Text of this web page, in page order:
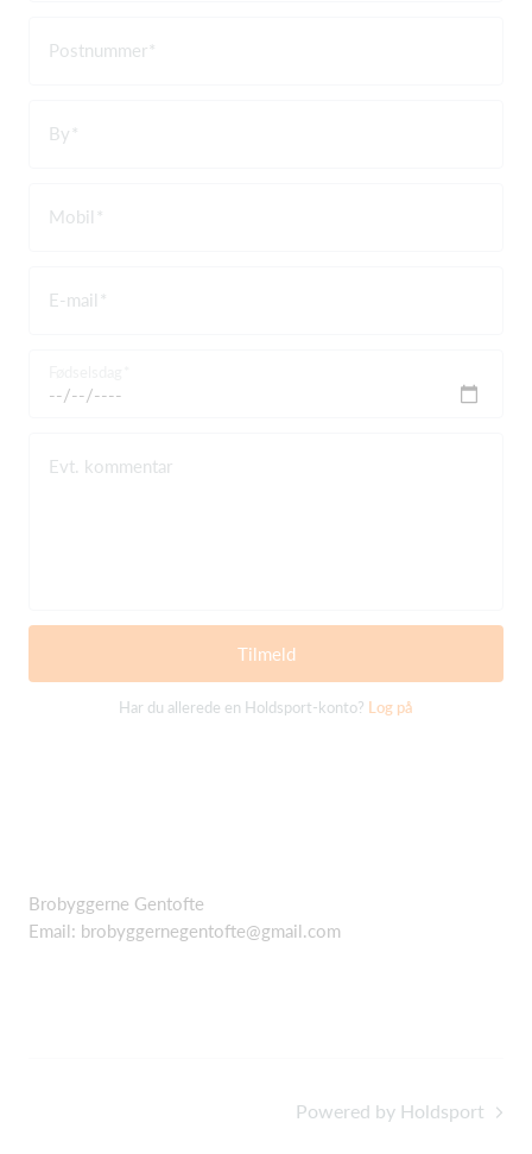
Postnummer
By
Mobil
E-mail
Evt. kommentar
Tilmeld
Har du allerede en Holdsport-konto? Log på
Brobyggerne Gentofte
Email: brobyggernegentofte@gmail.com
Powered by Holdsport